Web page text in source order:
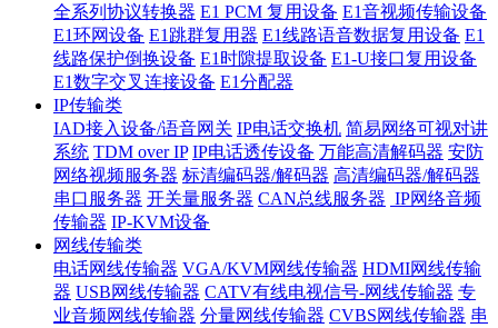
全系列协议转换器 E1 PCM 复用设备 E1音视频传输设备
E1环网设备 E1跳群复用器 E1线路语音数据复用设备 E1
线路保护倒换设备 E1时隙提取设备 E1-U接口复用设备
E1数字交叉连接设备 E1分配器
IP传输类
IAD接入设备/语音网关 IP电话交换机 简易网络可视对讲
系统 TDM over IP IP电话透传设备 万能高清解码器 安防
网络视频服务器 标清编码器/解码器 高清编码器/解码器
串口服务器 开关量服务器 CAN总线服务器 IP网络音频
传输器 IP-KVM设备
网线传输类
电话网线传输器 VGA/KVM网线传输器 HDMI网线传输
器 USB网线传输器 CATV有线电视信号-网线传输器 专
业音频网线传输器 分量网线传输器 CVBS网线传输器 串